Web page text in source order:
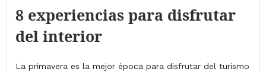
8 experiencias para disfrutar
del interior
La primavera es la mejor época para disfrutar del turismo